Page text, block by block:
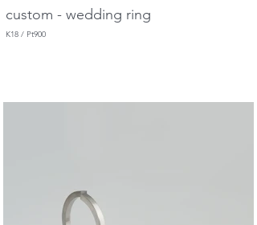
custom - wedding ring
K18 / Pt900